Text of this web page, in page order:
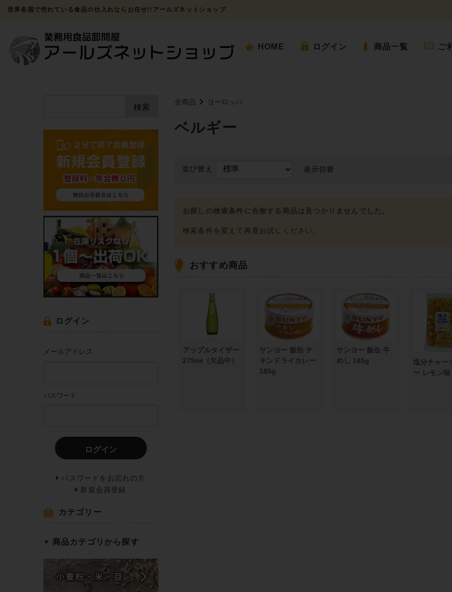
世界各国で売れている食品の仕入れならお任せ!!アールズネットショップ
HOME ログイン 商品一覧 ご
全商品 ヨーロッパ
ベルギー
並び替え 表示切替
お探しの検索条件に合致する商品は見つかりませんでした。
おすすめ商品
アップルタイザー
275ml（欠品中）
サンヨー 飯缶 チ
キンドライカレー
185g
サンヨー 飯缶 牛
めし 185g
塩分チャー
ー レモン味
検索
ログイン
メールアドレス
パスワード
ログイン
パスワードをお忘れの方
新規会員登録
カテゴリー
商品カテゴリから探す